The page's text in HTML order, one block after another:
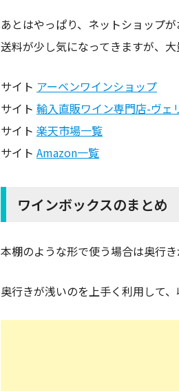
あとはやっぱり、ネットショップが
送料が少し気になってきますが、大
サイト アーベンワインショップ
サイト 輸入直販ワイン専門店-ヴェ
サイト 楽天市場一覧
サイト Amazon一覧
ワインボックスのまとめ
本棚のような形で使う場合は奥行
奥行きが浅いのを上手く利用して